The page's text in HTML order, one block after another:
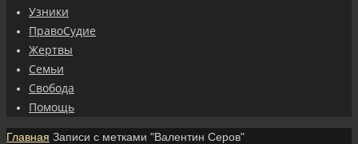
Узники
ПравоСудие
Жертвы
Семьи
Свобода
Помощь
Главная Записи с метками "Валентин Серов"